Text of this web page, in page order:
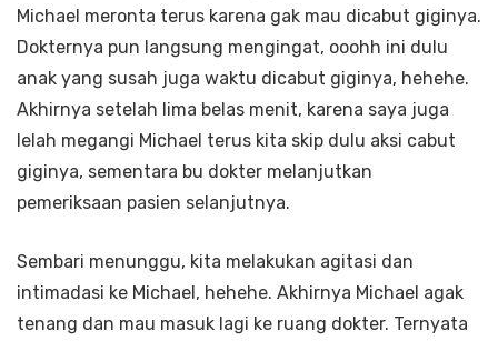
Michael meronta terus karena gak mau dicabut giginya.
Dokternya pun langsung mengingat, ooohh ini dulu
anak yang susah juga waktu dicabut giginya, hehehe.
Akhirnya setelah lima belas menit, karena saya juga
lelah megangi Michael terus kita skip dulu aksi cabut
giginya, sementara bu dokter melanjutkan
pemeriksaan pasien selanjutnya.
Sembari menunggu, kita melakukan agitasi dan
intimadasi ke Michael, hehehe. Akhirnya Michael agak
tenang dan mau masuk lagi ke ruang dokter. Ternyata